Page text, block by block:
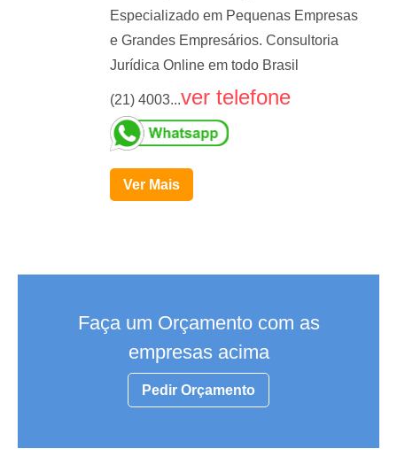
Especializado em Pequenas Empresas
e Grandes Empresários. Consultoria
Jurídica Online em todo Brasil
(21) 4003...ver telefone
Ver Mais
Faça um Orçamento com as
empresas acima
Pedir Orçamento